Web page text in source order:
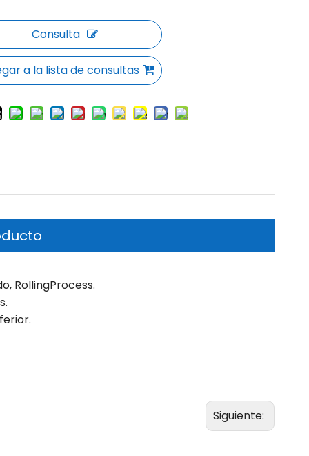
Consulta
a la lista de consultas
RollingProcess.
Siguiente: